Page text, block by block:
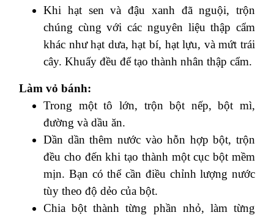
Khi hạt sen và đậu xanh đã nguội, trộn
chúng cùng với các nguyên liệu thập cẩm
khác như hạt dưa, hạt bí, hạt lựu, và mứt trái
cây. Khuấy đều để tạo thành nhân thập cẩm.
Làm vỏ bánh:
Trong một tô lớn, trộn bột nếp, bột mì,
đường và dầu ăn.
Dần dần thêm nước vào hỗn hợp bột, trộn
đều cho đến khi tạo thành một cục bột mềm
mịn. Bạn có thể cần điều chỉnh lượng nước
tùy theo độ dẻo của bột.
Chia bột thành từng phần nhỏ, làm từng